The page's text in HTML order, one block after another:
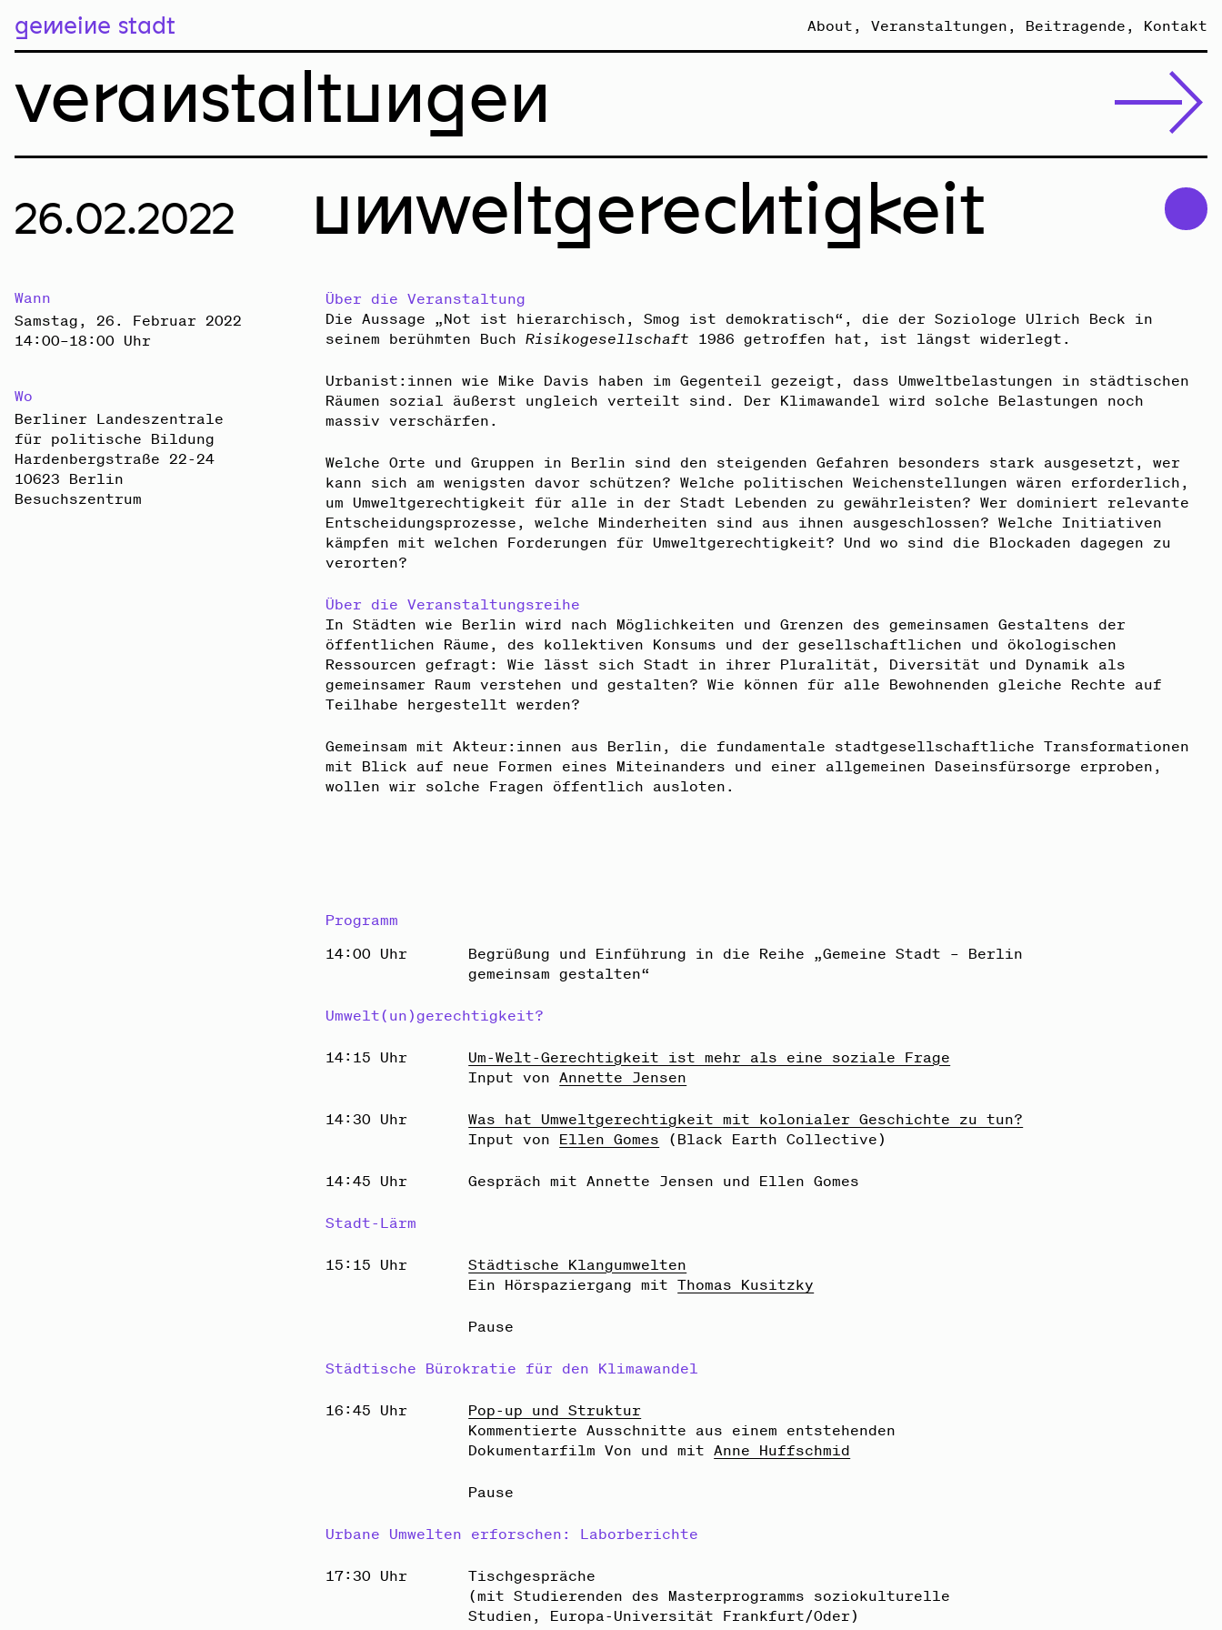
gemeine stadt.
gemeine stadt About Veranstaltungen Beitragende Kontakt
veranstaltungen
26.02.2022 umweltgerechtigkeit
Wann
Samstag, 26. Februar 2022
14:00–18:00 Uhr
Wo
Berliner Landeszentrale
für politische Bildung
Hardenbergstraße 22-24
10623 Berlin
Besuchszentrum
Über die Veranstaltung
Die Aussage „Not ist hierarchisch, Smog ist demokratisch“, die der Soziologe Ulrich Beck in
seinem berühmten BuchRisikogesellschaft 1986 getroffen hat, ist längst widerlegt.
Urbanist:innen wie Mike Davis haben im Gegenteil gezeigt, dass Umweltbelastungen in städtischen
Räumen sozial äußerst ungleich verteilt sind. Der Klimawandel wird solche Belastungen noch
massiv verschärfen.
Welche Orte und Gruppen in Berlin sind den steigenden Gefahren besonders stark ausgesetzt, wer
kann sich am wenigsten davor schützen? Welche politischen Weichenstellungen wären erforderlich,
um Umweltgerechtigkeit für alle in der Stadt Lebenden zu gewährleisten? Wer dominiert relevante
Entscheidungsprozesse, welche Minderheiten sind aus ihnen ausgeschlossen? Welche Initiativen
kämpfen mit welchen Forderungen für Umweltgerechtigkeit? Und wo sind die Blockaden dagegen zu
verorten?
Über die Veranstaltungsreihe
In Städten wie Berlin wird nach Möglichkeiten und Grenzen des gemeinsamen Gestaltens der
öffentlichen Räume, des kollektiven Konsums und der gesellschaftlichen und ökologischen
Ressourcen gefragt: Wie lässt sich Stadt in ihrer Pluralität, Diversität und Dynamik als
gemeinsamer Raum verstehen und gestalten? Wie können für alle Bewohnenden gleiche Rechte auf
Teilhabe hergestellt werden?
Gemeinsam mit Akteur:innen aus Berlin, die fundamentale stadtgesellschaftliche Transformationen
mit Blick auf neue Formen eines Miteinanders und einer allgemeinen Daseinsfürsorge erproben,
wollen wir solche Fragen öffentlich ausloten.
Programm
14:00 Uhr
Begrüßung und Einführung in die Reihe „Gemeine Stadt – Berlin
gemeinsam gestalten“
Umwelt(un)gerechtigkeit?
14:15 Uhr
Um-Welt-Gerechtigkeit ist mehr als eine soziale Frage
Input vonAnnette Jensen
14:30 Uhr
Was hat Umweltgerechtigkeit mit kolonialer Geschichte zu tun?
Input von Ellen Gomes (Black Earth Collective)
14:45 Uhr Gespräch mit Annette Jensen und Ellen Gomes
Stadt-Lärm
15:15 Uhr
Städtische Klangumwelten
Ein Hörspaziergang mitThomas Kusitzky
Pause
Städtische Bürokratie für den Klimawandel
16:45 Uhr
Pop-up und Struktur
Kommentierte Ausschnitte aus einem entstehenden
Dokumentarfilm Von und mitAnne Huffschmid
Pause
Urbane Umwelten erforschen: Laborberichte
17:30 Uhr
Tischgespräche
(mit Studierenden des Masterprogramms soziokulturelle
Studien, Europa-Universität Frankfurt/Oder)